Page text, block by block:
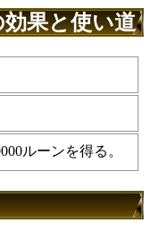
果と使い道
ルーンを得る。